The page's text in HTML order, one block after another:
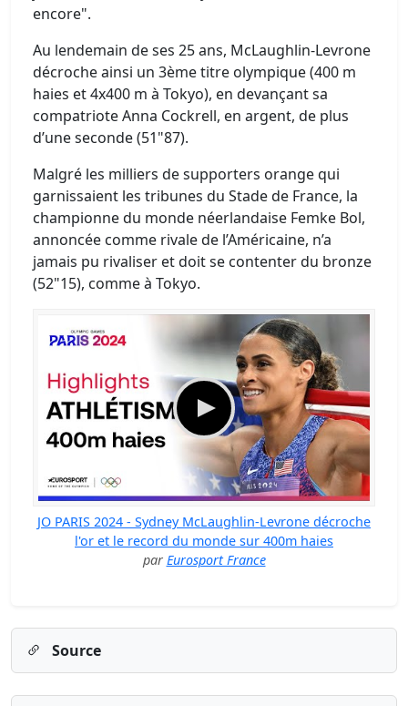
encore".
Au lendemain de ses 25 ans, McLaughlin-Levrone
décroche ainsi un 3ème titre olympique (400 m
haies et 4x400 m à Tokyo), en devançant sa
compatriote Anna Cockrell, en argent, de plus
d’une seconde (51"87).
Malgré les milliers de supporters orange qui
garnissaient les tribunes du Stade de France, la
championne du monde néerlandaise Femke Bol,
annoncée comme rivale de l’Américaine, n’a
jamais pu rivaliser et doit se contenter du bronze
(52"15), comme à Tokyo.
JO PARIS 2024 - Sydney McLaughlin-Levrone décroche
l'or et le record du monde sur 400m haies
par Eurosport France
Source